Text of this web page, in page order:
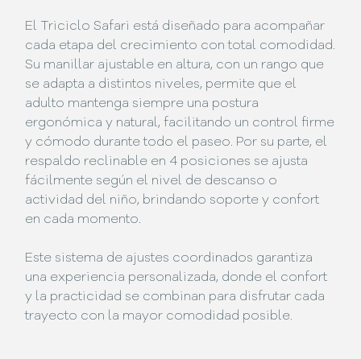
El Triciclo Safari está diseñado para acompañar
cada etapa del crecimiento con total comodidad.
Su manillar ajustable en altura, con un rango que
se adapta a distintos niveles, permite que el
adulto mantenga siempre una postura
ergonómica y natural, facilitando un control firme
y cómodo durante todo el paseo. Por su parte, el
respaldo reclinable en 4 posiciones se ajusta
fácilmente según el nivel de descanso o
actividad del niño, brindando soporte y confort
en cada momento.
Este sistema de ajustes coordinados garantiza
una experiencia personalizada, donde el confort
y la practicidad se combinan para disfrutar cada
trayecto con la mayor comodidad posible.